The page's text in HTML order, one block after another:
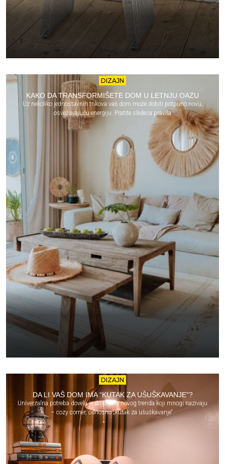
DIZAJN
KAKO DA TRANSFORMIŠETE DOM U LETNJU OAZU
Uz nekoliko jednostavnih trikova vaš dom može dobiti potpuno novu,
osvežavajuću energiju. Pratite sledeća pravila
DIZAJN
DA LI VAŠ DOM IMA “KUTAK ZA UŠUŠKAVANJE”?
Univerzalna potreba dovela je do pojave novog trenda koji mnogi nazivaju
– cozy corner, odnosno „kutak za ušuškavanje“.